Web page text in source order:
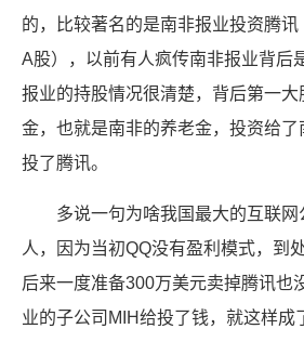
的，比较著名的是南非报业投资腾
A股），以前有人疯传南非报业背后
报业的持股情况很清楚，背后第一
金，也就是南非的养老金，投资给
投了腾讯。
多说一句为啥我国最大的互联
人，因为当初QQ没有盈利模式，到
后来一度准备300万美元卖掉腾讯也
业的子公司MIH给投了钱，就这样成